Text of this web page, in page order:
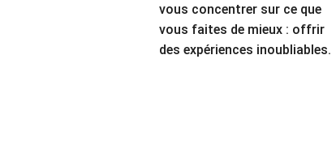
vous concentrer sur ce que
vous faites de mieux : offrir
des expériences inoubliables.